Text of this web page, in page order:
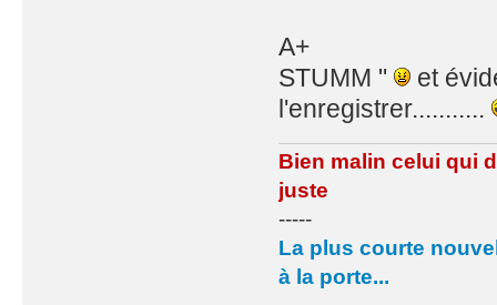
A+
STUMM "
et
l'enregistrer...........
Bien malin celui qui
juste
-----
La plus courte
à la porte...